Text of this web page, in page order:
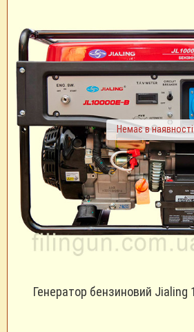
Немає в наявності
Генератор бензиновий Jialing